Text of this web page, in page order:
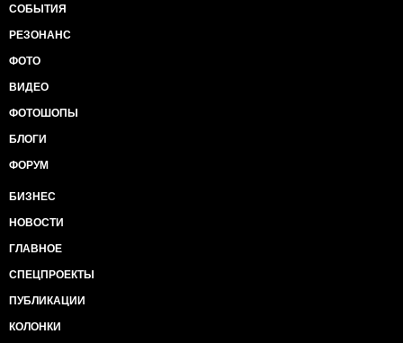
СОБЫТИЯ
РЕЗОНАНС
ФОТО
ВИДЕО
ФОТОШОПЫ
БЛОГИ
ФОРУМ
БИЗНЕС
НОВОСТИ
ГЛАВНОЕ
СПЕЦПРОЕКТЫ
ПУБЛИКАЦИИ
КОЛОНКИ